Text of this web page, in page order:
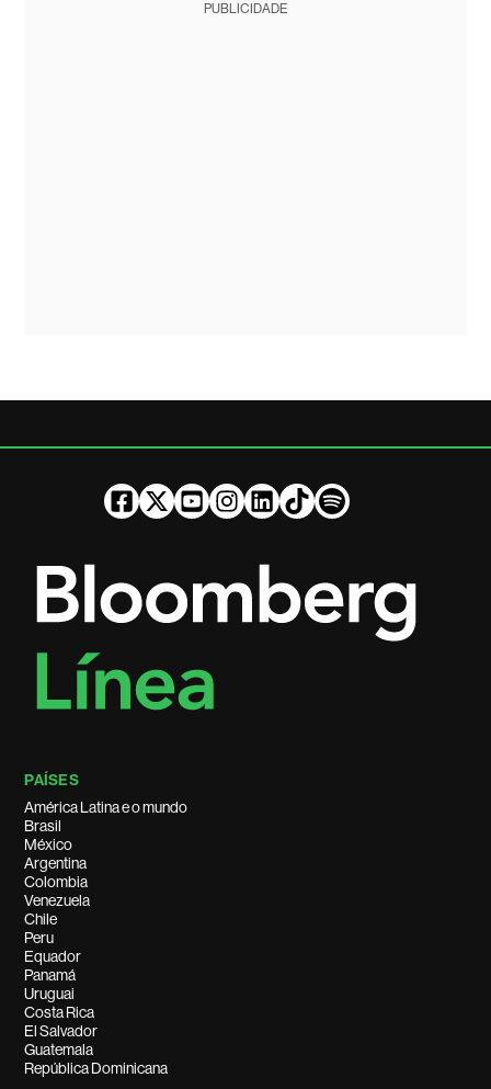
PUBLICIDADE
PAÍSES
América Latina e o mundo
Brasil
México
Argentina
Colombia
Venezuela
Chile
Peru
Equador
Panamá
Uruguai
Costa Rica
El Salvador
Guatemala
República Dominicana